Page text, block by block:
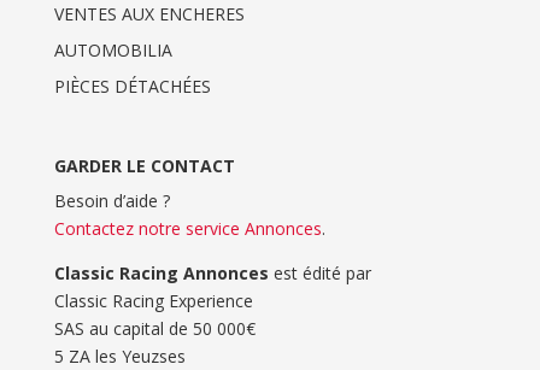
VENTES AUX ENCHERES
AUTOMOBILIA
PIÈCES DÉTACHÉES
GARDER LE CONTACT
Besoin d’aide ?
Contactez notre service Annonces.
Classic Racing Annonces est édité par
Classic Racing Experience
SAS au capital de 50 000€
5 ZA les Yeuzses